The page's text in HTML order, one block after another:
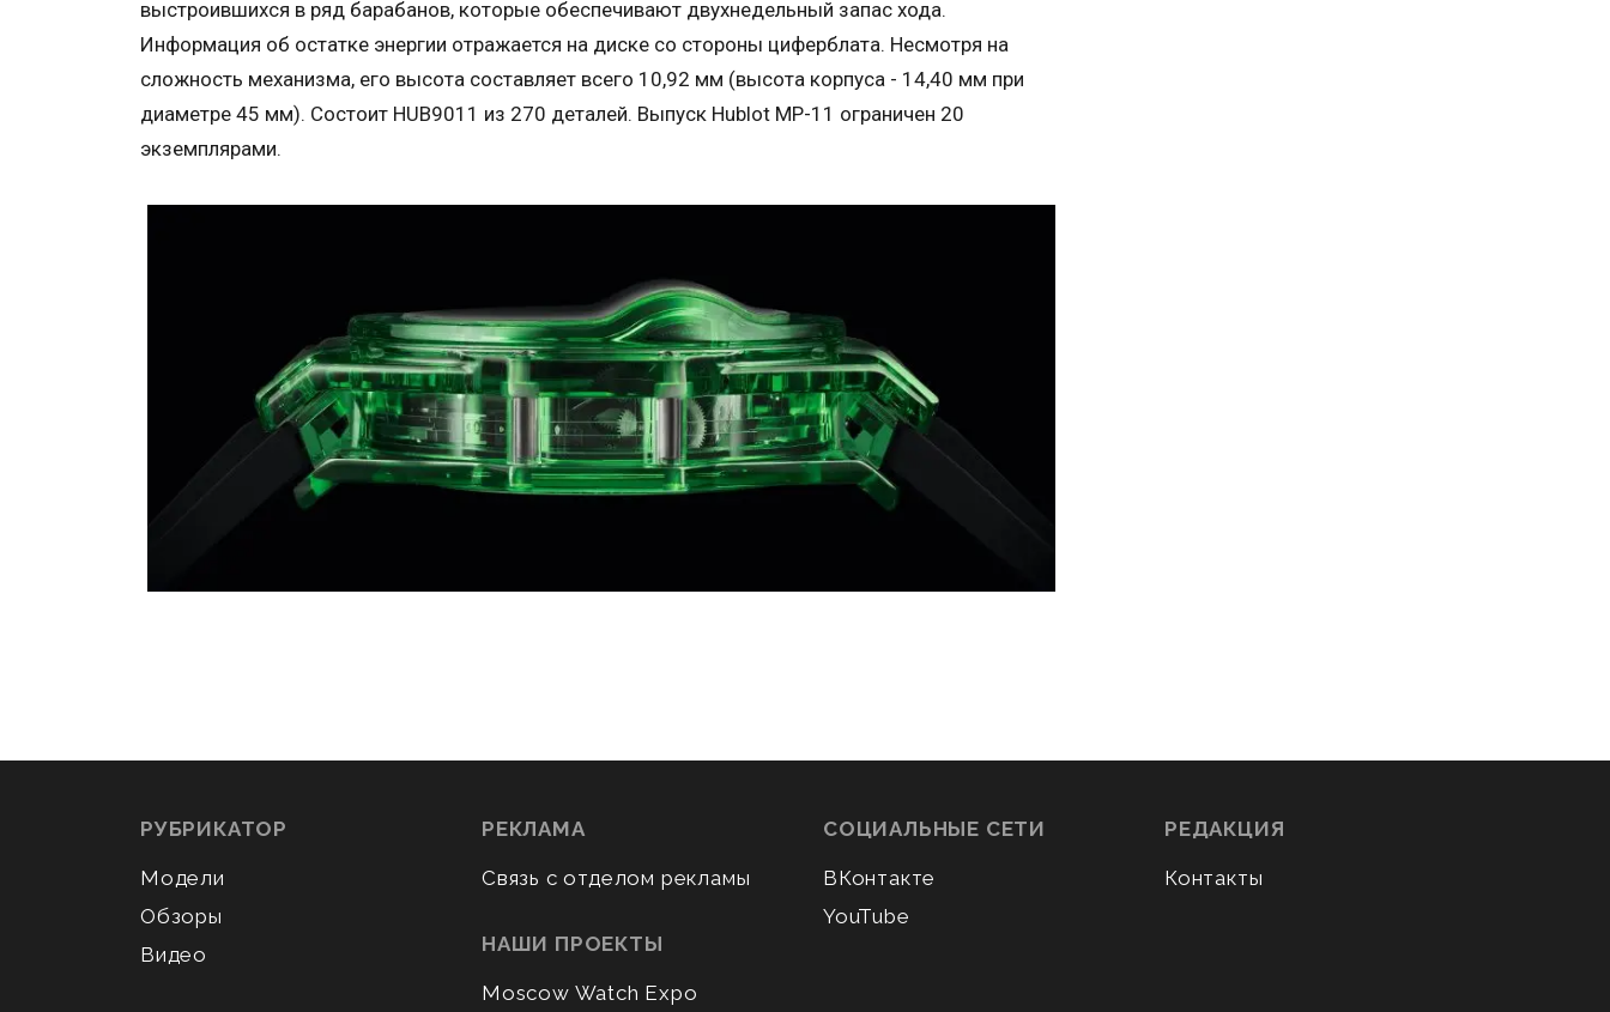
выстроившихся в ряд барабанов, которые обеспечивают двухнедельный запас хода.
Информация об остатке энергии отражается на диске со стороны циферблата. Несмотря на
сложность механизма, его высота составляет всего 10,92 мм (высота корпуса - 14,40 мм при
диаметре 45 мм). Состоит HUB9011 из 270 деталей. Выпуск Hublot MP-11 ограничен 20
экземплярами.
РУБРИКАТОР
Модели
Обзоры
Видео
РЕКЛАМА
Связь с отделом рекламы
НАШИ ПРОЕКТЫ
Moscow Watch Expo
СОЦИАЛЬНЫЕ СЕТИ
ВКонтакте
YouTube
РЕДАКЦИЯ
Контакты